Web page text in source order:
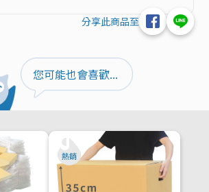
分享此商品至
您可能也會喜歡...